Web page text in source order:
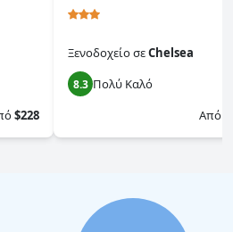
$228
ΞενοδοχείοσεChelsea
8.3 Πολύ Καλό
Από